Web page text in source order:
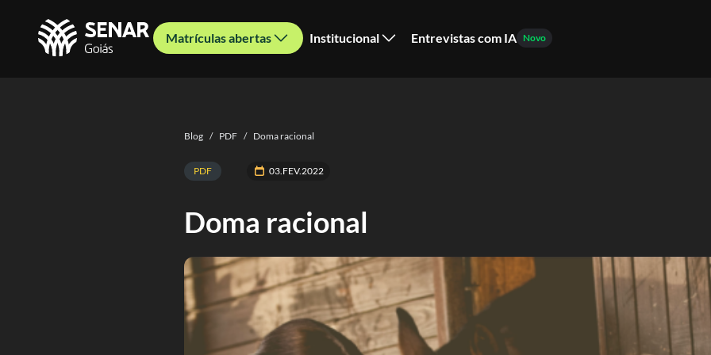
Matrículas abertas Institucional Entrevistas com IA Novo
Blog / PDF / Doma racional
PDF 03.FEV.2022
Doma racional